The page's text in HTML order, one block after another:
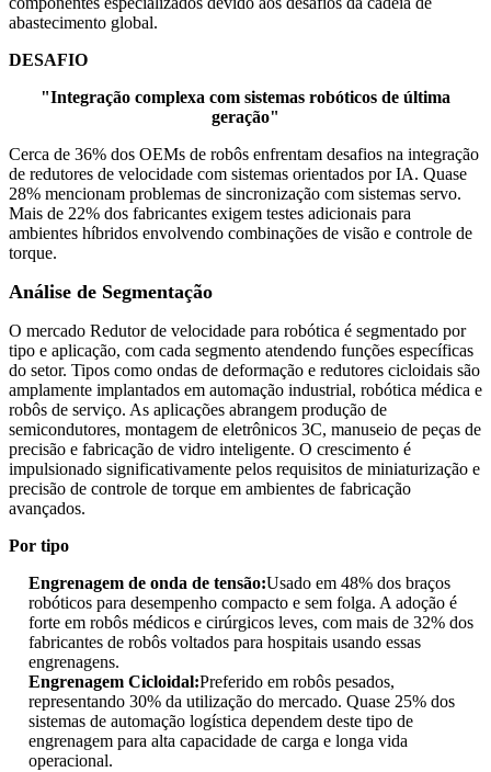
abastecimento global.
DESAFIO
"Integração complexa com sistemas robóticos de última
geração"
Cerca de 36% dos OEMs de robôs enfrentam desafios na integração
de redutores de velocidade com sistemas orientados por IA. Quase
28% mencionam problemas de sincronização com sistemas servo.
Mais de 22% dos fabricantes exigem testes adicionais para
ambientes híbridos envolvendo combinações de visão e controle de
torque.
Análise de Segmentação
O mercado Redutor de velocidade para robótica é segmentado por
tipo e aplicação, com cada segmento atendendo funções específicas
do setor. Tipos como ondas de deformação e redutores cicloidais são
amplamente implantados em automação industrial, robótica médica e
robôs de serviço. As aplicações abrangem produção de
semicondutores, montagem de eletrônicos 3C, manuseio de peças de
precisão e fabricação de vidro inteligente. O crescimento é
impulsionado significativamente pelos requisitos de miniaturização e
precisão de controle de torque em ambientes de fabricação
avançados.
Por tipo
Engrenagem de onda de tensão:Usado em 48% dos braços
robóticos para desempenho compacto e sem folga. A adoção é
forte em robôs médicos e cirúrgicos leves, com mais de 32% dos
fabricantes de robôs voltados para hospitais usando essas
engrenagens.
Engrenagem Cicloidal:Preferido em robôs pesados,
representando 30% da utilização do mercado. Quase 25% dos
sistemas de automação logística dependem deste tipo de
engrenagem para alta capacidade de carga e longa vida
operacional.